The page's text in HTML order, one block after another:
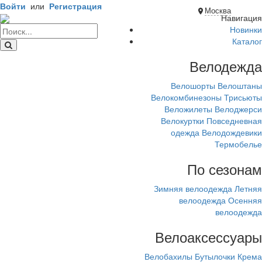
Москва
Войти или Регистрация
Навигация
Новинки
Каталог
Велодежда
Велошорты Велоштаны
Велокомбинезоны Трисьюты
Веложилеты Велоджерси
Велокуртки Повседневная
одежда Велодождевики
Термобелье
По сезонам
Зимняя велоодежда Летняя
велоодежда Осенняя
велоодежда
Велоаксессуары
Велобахилы Бутылочки Крема